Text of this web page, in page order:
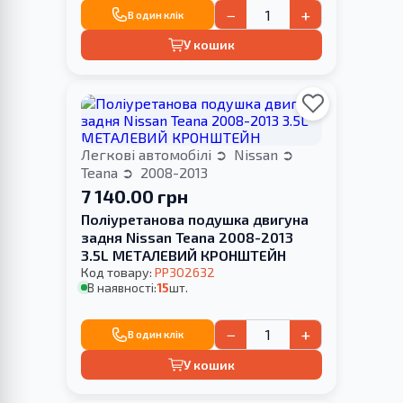
В один клік − +
У кошик
Легкові автомобілі
Nissan
Teana
2008-2013
7 140.00 грн
Поліуретанова подушка двигуна
задня Nissan Teana 2008-2013
3.5L МЕТАЛЕВИЙ КРОНШТЕЙН
Код товару: PP302632
В наявності:15шт.
В один клік − +
У кошик